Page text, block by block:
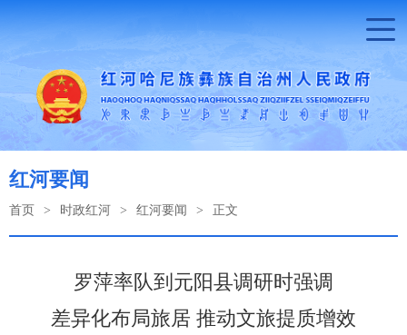
红河要闻
首页 > 时政红河 > 红河要闻 > 正文
罗萍率队到元阳县调研时强调
差异化布局旅居 推动文旅提质增效